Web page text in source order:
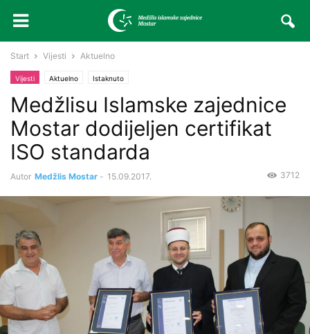
Start Vijesti Aktuelno
Vijesti Aktuelno Istaknuto
Medžlisu Islamske zajednice
Mostar dodijeljen certifikat
ISO standarda
Autor Medžlis Mostar - 15.09.2017. 3712